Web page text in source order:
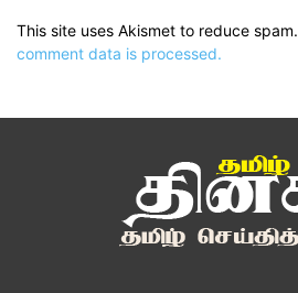
This site uses Akismet to reduce spam.
comment data is processed.